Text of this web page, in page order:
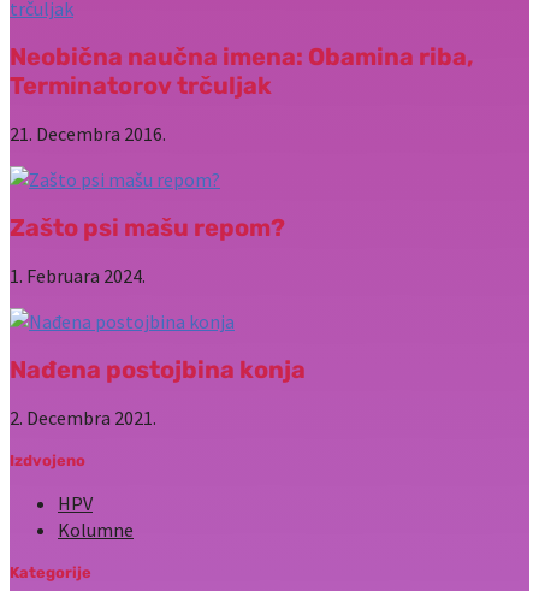
Neobična naučna imena: Obamina riba,
Terminatorov trčuljak
21. Decembra 2016.
Zašto psi mašu repom?
1. Februara 2024.
Nađena postojbina konja
2. Decembra 2021.
Izdvojeno
HPV
Kolumne
Kategorije